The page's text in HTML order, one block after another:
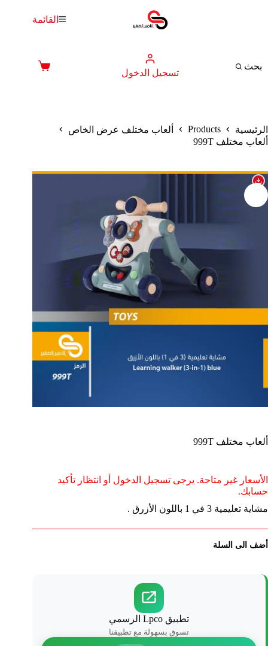
القائمة
بحث
تسجيل الدخول
عربة
الرئيسية Products
ألعاب مختلف عرض الخاص
ألعاب مختلف 999T
ألعاب مختلف 999T
الأسعار غير متاحة. يرجى تسجيل الدخول أو انتظار تأكيد
حسابك.
مشاية تعليمية 3 في 1 باللون الأزرق .
أضف الى السلة
تطبيق Lpco الرسمي
تسوق بسهولة مع تطبيقنا